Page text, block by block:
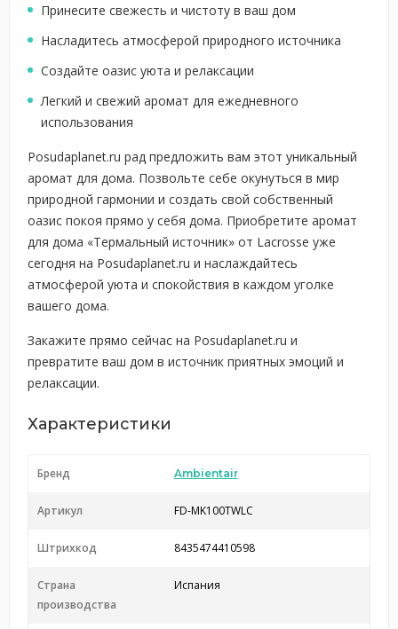
Принесите свежесть и чистоту в ваш дом
Насладитесь атмосферой природного источника
Создайте оазис уюта и релаксации
Легкий и свежий аромат для ежедневного
использования
Posudaplanet.ru рад предложить вам этот уникальный
аромат для дома. Позвольте себе окунуться в мир
природной гармонии и создать свой собственный
оазис покоя прямо у себя дома. Приобретите аромат
для дома «Термальный источник» от Lacrosse уже
сегодня на Posudaplanet.ru и наслаждайтесь
атмосферой уюта и спокойствия в каждом уголке
вашего дома.
Закажите прямо сейчас на Posudaplanet.ru и
превратите ваш дом в источник приятных эмоций и
релаксации.
Характеристики
Бренд Ambientair
Артикул FD-MK100TWLC
Штрихкод 8435474410598
Страна
производства
Испания